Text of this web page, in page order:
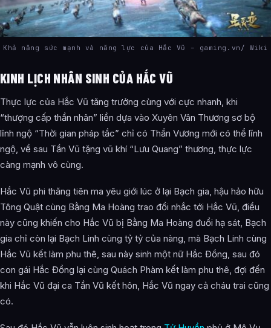
Khả năng sức mạnh và năng lực của Hắc Vũ – gaming.vn/ Wiki
KINH LỊCH NHÂN SINH CỦA HẮC VŨ
Thực lực của Hắc Vũ tăng trưởng cùng với cực nhanh, khi
“thượng cấp thần nhân” liền dựa vào Xuyên Vân Thương sơ bộ
lĩnh ngộ “Thời gian pháp tắc” chỉ có Thần Vương mới có thể lĩnh
ngộ, về sau Tần Vũ tặng vũ khí “Lưu Quang” thương, thực lực
càng mạnh vô cùng.
Hắc Vũ phi thăng tiên ma yêu giới lúc ở lại Bạch gia, hậu hảo hữu
Tông Quật cùng Bằng Ma Hoàng trao đổi nhắc tới Hắc Vũ, điều
này cũng khiến cho Hắc Vũ bị Bằng Ma Hoàng đuổi hạ sát, Bạch
gia chỉ còn lại Bạch Linh cùng tỷ tỷ của nàng, mà Bạch Linh cùng
Hắc Vũ kết làm phu thê, sau này sinh một nữ Hắc Đồng, sau đó
con gái Hắc Đồng lại cùng Quách Phàm kết làm phu thê, đợi đến
khi Hắc Vũ đại ca Tần Vũ kết hôn, Hắc Vũ ngay cả cháu trai cũng
có.